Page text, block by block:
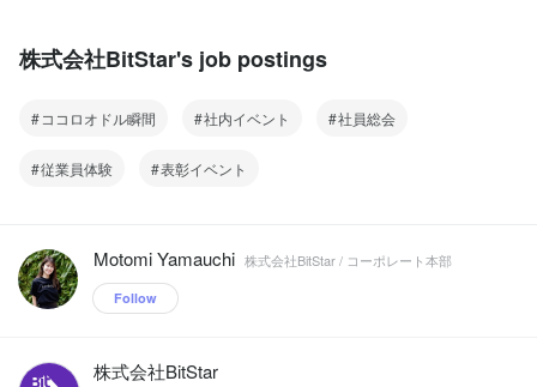
株式会社BitStar's job postings
ココロオドル瞬間 社内イベント 社員総会
従業員体験 表彰イベント
Motomi Yamauchi 株式会社BitStar / コーポレート本部
Follow
株式会社BitStar